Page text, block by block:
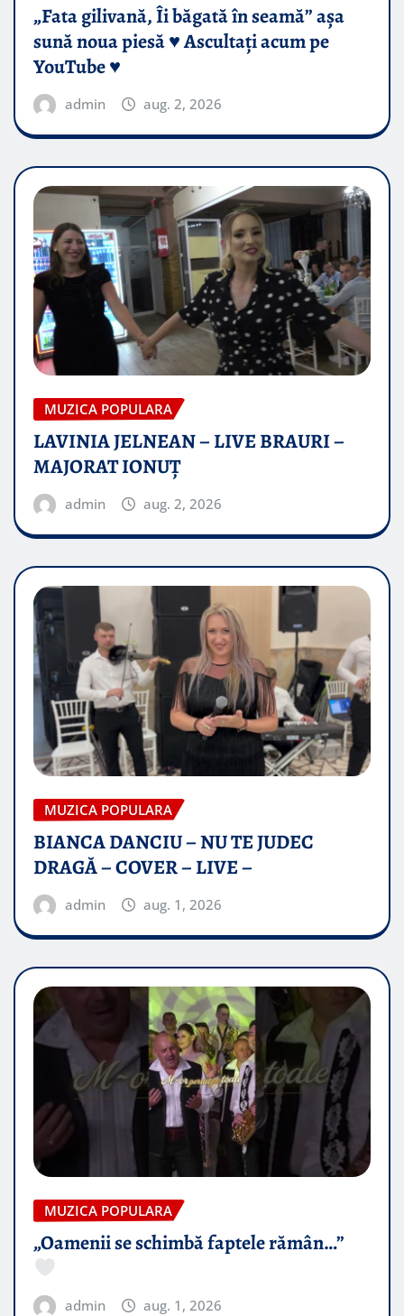
„Fata gilivană, Îi băgată în seamă” așa
sună noua piesă ♥️ Ascultați acum pe
YouTube ♥️
admin aug. 2, 2026
MUZICA POPULARA
LAVINIA JELNEAN – LIVE BRAURI –
MAJORAT IONUŢ
admin aug. 2, 2026
MUZICA POPULARA
BIANCA DANCIU – NU TE JUDEC
DRAGĂ – COVER – LIVE –
admin aug. 1, 2026
MUZICA POPULARA
„Oamenii se schimbă faptele rămân…”
admin aug. 1, 2026